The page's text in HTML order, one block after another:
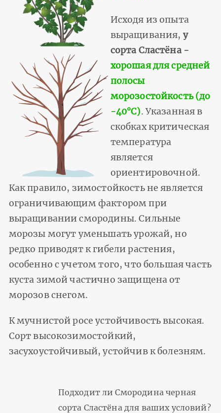
Исходя из опыта
выращивания, у
сорта Сластёна -
хорошая для средней
полосы
морозостойкость (до
-40°С). Указанная в
скобках критическая
температура
является
ориентировочной.
Как правило, зимостойкость не является
ограничивающим фактором при
выращивании смородины. Сильные
морозы могут уменьшать урожай, но
редко приводят к гибели растения,
особенно с учетом того, что большая часть
куста зимой частично защищена от
морозов снегом.
К мучнистой росе устойчивость высокая.
Сорт высокозимостойкий,
засухоустойчивый, устойчив к болезням.
Подходит ли Смородина черная
сорта Сластёна для ваших условий?